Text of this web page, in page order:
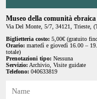
Museo della comunità
Via Del Monte, 5/7, 34121, Trieste,
Biglietteria costo: 5,00€ (gratuito
Orario: martedì e giovedì 16.00 –
totale)
Prenotazioni tipo: Nessuna
Servizio:Archivio, Visite guidate
Telefono: 040633819